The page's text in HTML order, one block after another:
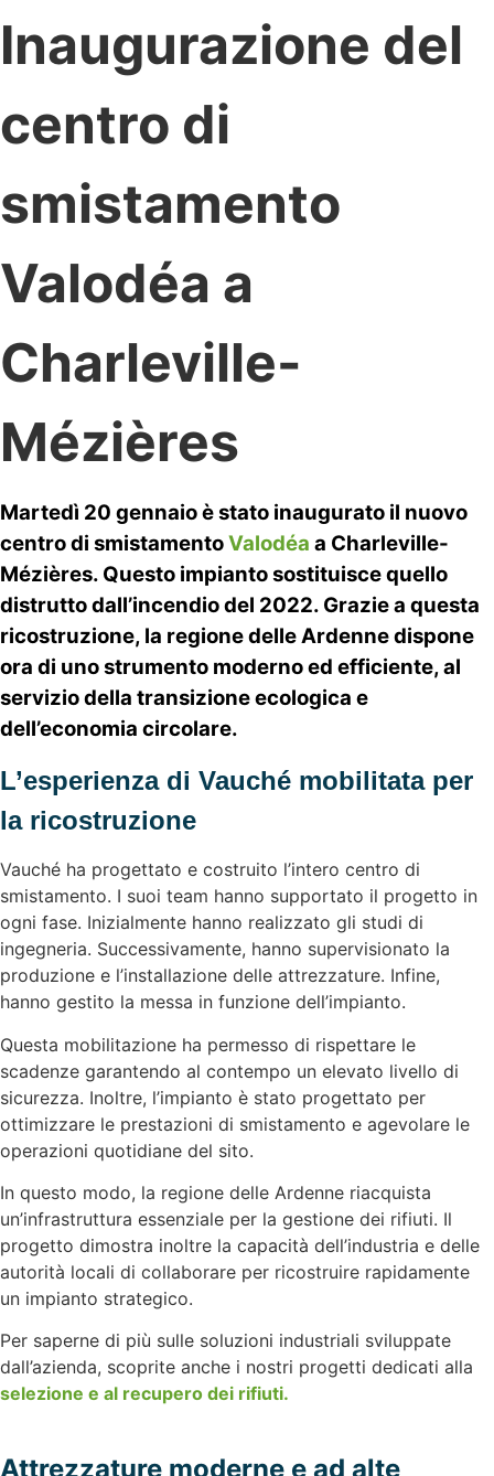
Inaugurazione del
centro di
smistamento
Valodéa a
Charleville-
Mézières
Martedì 20 gennaio è stato inaugurato il nuovo
centro di smistamentoValodéa a Charleville-
Mézières. Questo impianto sostituisce quello
distrutto dall’incendio del 2022. Grazie a questa
ricostruzione, la regione delle Ardenne dispone
ora di uno strumento moderno ed efficiente, al
servizio della transizione ecologica e
dell’economia circolare.
L’esperienza di Vauché mobilitata per
la ricostruzione
Vauché ha progettato e costruito l’intero centro di
smistamento. I suoi team hanno supportato il progetto in
ogni fase. Inizialmente hanno realizzato gli studi di
ingegneria. Successivamente, hanno supervisionato la
produzione e l’installazione delle attrezzature. Infine,
hanno gestito la messa in funzione dell’impianto.
Questa mobilitazione ha permesso di rispettare le
scadenze garantendo al contempo un elevato livello di
sicurezza. Inoltre, l’impianto è stato progettato per
ottimizzare le prestazioni di smistamento e agevolare le
operazioni quotidiane del sito.
In questo modo, la regione delle Ardenne riacquista
un’infrastruttura essenziale per la gestione dei rifiuti. Il
progetto dimostra inoltre la capacità dell’industria e delle
autorità locali di collaborare per ricostruire rapidamente
un impianto strategico.
Per saperne di più sulle soluzioni industriali sviluppate
dall’azienda, scoprite anche i nostri progetti dedicati alla
selezione e al recupero dei rifiuti.
Attrezzature moderne e ad alte